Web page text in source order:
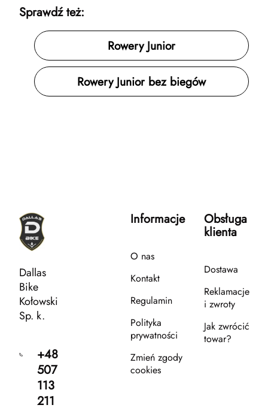
Sprawdź też:
Rowery Junior
Rowery Junior bez biegów
Dallas
Bike
Kołowski
Sp. k.
+48
507
113
211
Informacje
O nas
Kontakt
Regulamin
Polityka
prywatności
Zmień zgody
cookies
Obsługa
klienta
Dostawa
Reklamacje
i zwroty
Jak zwrócić
towar?